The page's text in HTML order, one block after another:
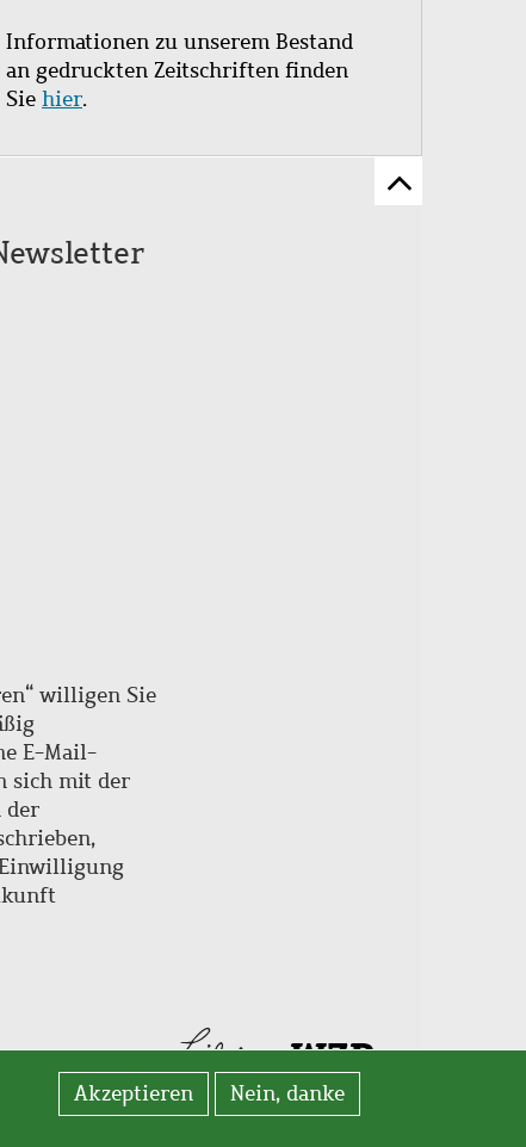
Informationen zu unserem Bestand
an gedruckten Zeitschriften finden
Sie hier.
Zum
willigen Sie
E-Mail-
sich mit der
der
Akzeptieren Nein, danke